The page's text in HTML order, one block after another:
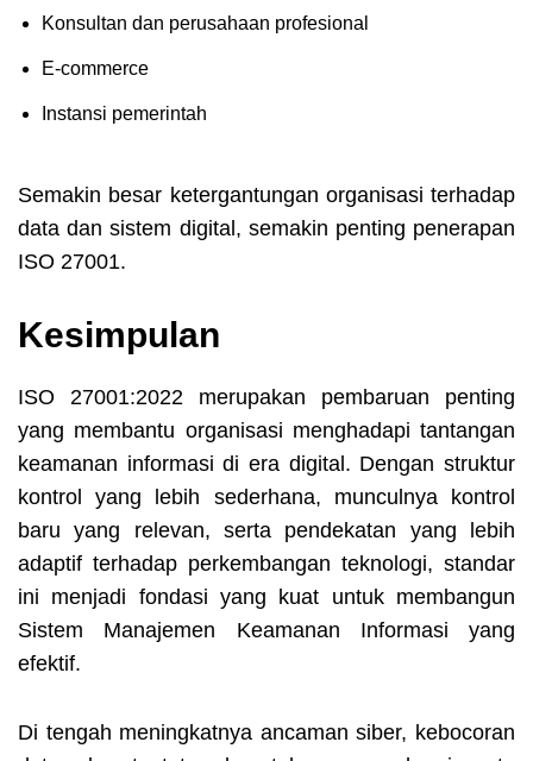
Konsultan dan perusahaan profesional
E-commerce
Instansi pemerintah
Semakin besar ketergantungan organisasi terhadap
data dan sistem digital, semakin penting penerapan
ISO 27001.
Kesimpulan
ISO 27001:2022 merupakan pembaruan penting
yang membantu organisasi menghadapi tantangan
keamanan informasi di era digital. Dengan struktur
kontrol yang lebih sederhana, munculnya kontrol
baru yang relevan, serta pendekatan yang lebih
adaptif terhadap perkembangan teknologi, standar
ini menjadi fondasi yang kuat untuk membangun
Sistem Manajemen Keamanan Informasi yang
efektif.
Di tengah meningkatnya ancaman siber, kebocoran